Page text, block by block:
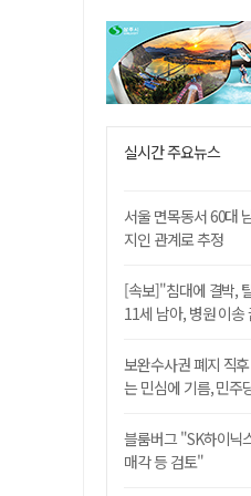
실시간 주요뉴스
서울 면목동서 60대
지인 관계로 추정
[속보]"침대에 결박,
11세 남아, 병원 이송
보완수사권 폐지 직
는 민심에 기름, 민주
블룸버그 "SK하이닉
매각 등 검토"